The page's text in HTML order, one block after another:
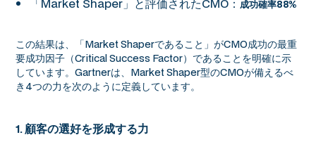
「Market Shaper」と評価されたCMO：成功確率88%
この結果は、「Market Shaperであること」がCMO成功の最重
要成功因子（Critical Success Factor）であることを明確に示
しています。Gartnerは、Market Shaper型のCMOが備えるべ
き4つの力を次のように定義しています。
1. 顧客の選好を形成する力